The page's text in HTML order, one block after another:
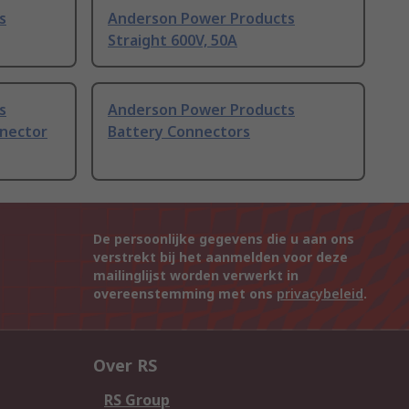
Anderson Power Products
Straight 600V, 50A
Anderson Power Products
Battery Connectors
De persoonlijke gegevens die u aan ons
verstrekt bij het aanmelden voor deze
mailinglijst worden verwerkt in
overeenstemming met ons privacybeleid.
Over RS
RS Group